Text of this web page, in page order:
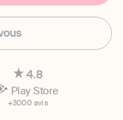
4.8
Play Store
+3000 avis